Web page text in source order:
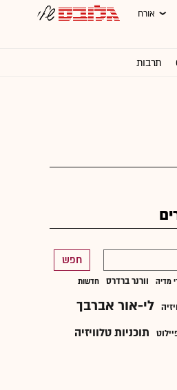
אורח
תרבות
חפש
מדיה וורנר ברדרס חדשות
לי-אור אברבך
תוכניות טלוויזיה